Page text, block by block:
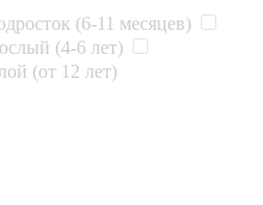
(6-11 месяцев)
(4-6 лет)
(от 12 лет)